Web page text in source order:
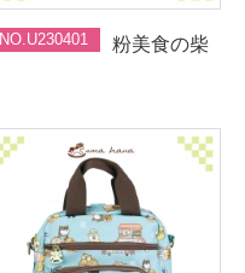
NO.U230401 粉美食の柴